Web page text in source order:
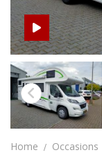
Home Occasions